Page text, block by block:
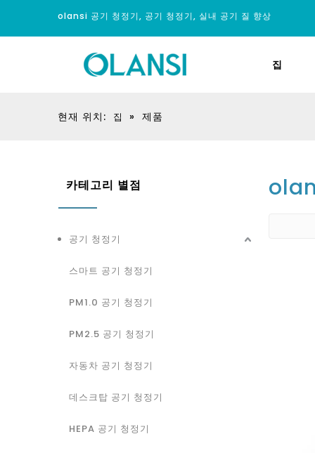
olansi 공기 청정기, 공기 청정기, 실내 공기 질 향상
집
현재 위치: 집 » 제품
카테고리 별점
공기 청정기
스마트 공기 청정기
PM1.0 공기 청정기
PM2.5 공기 청정기
자동차 공기 청정기
데스크탑 공기 청정기
HEPA 공기 청정기